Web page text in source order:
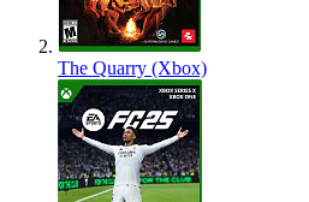
The Quarry (Xbox)